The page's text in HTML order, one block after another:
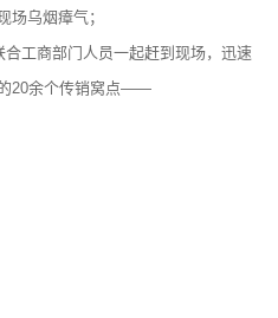
场乌烟瘴气；
工商部门人员一起赶到现场，迅速
20余个传销窝点——